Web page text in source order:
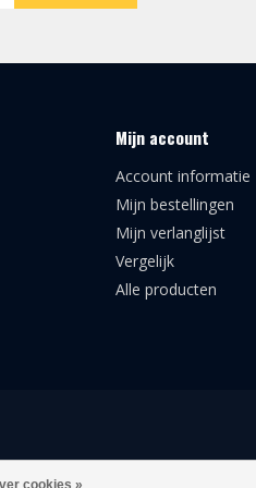
cookies »
Mijn account
Account informatie
Mijn bestellingen
Mijn verlanglijst
Vergelijk
Alle producten